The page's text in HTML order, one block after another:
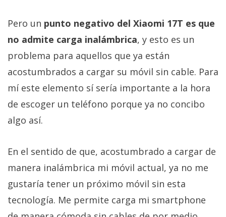
Pero un punto negativo del Xiaomi 17T es que
no admite carga inalámbrica, y esto es un
problema para aquellos que ya están
acostumbrados a cargar su móvil sin cable. Para
mí este elemento sí sería importante a la hora
de escoger un teléfono porque ya no concibo
algo así.
En el sentido de que, acostumbrado a cargar de
manera inalámbrica mi móvil actual, ya no me
gustaría tener un próximo móvil sin esta
tecnología. Me permite carga mi smartphone